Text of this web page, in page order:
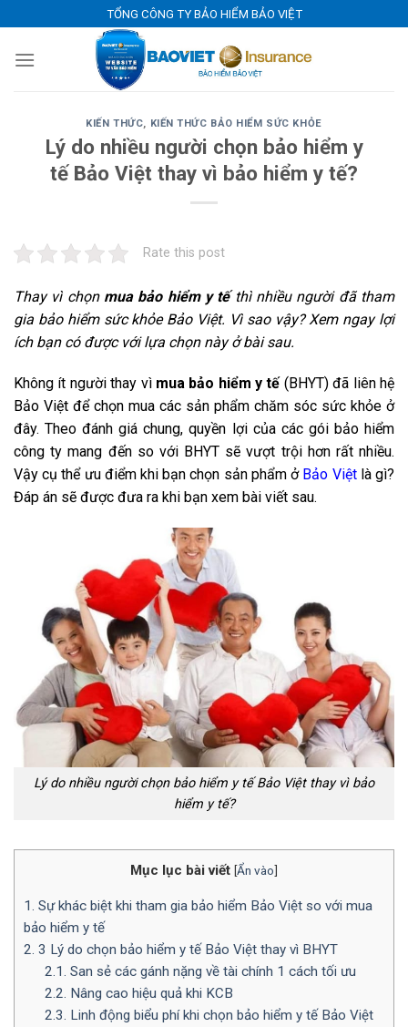
to
content
TỔNG CÔNG TY BẢO HIỂM BẢO VIỆT
KIẾN THỨC, KIẾN THỨC BẢO HIỂM SỨC KHỎE
Lý do nhiều người chọn bảo hiểm y
tế Bảo Việt thay vì bảo hiểm y tế?
Rate this post
Thay vì chọn mua bảo hiểm y tếthì nhiều người đã tham
gia bảo hiểm sức khỏe Bảo Việt. Vì sao vậy? Xem ngay lợi
ích bạn có được với lựa chọn này ở bài sau.
Không ít người thay vì mua bảo hiểm y tế (BHYT) đã liên hệ
Bảo Việt để chọn mua các sản phẩm chăm sóc sức khỏe ở
đây. Theo đánh giá chung, quyền lợi của các gói bảo hiểm
công ty mang đến so với BHYT sẽ vượt trội hơn rất nhiều.
Vậy cụ thể ưu điểm khi bạn chọn sản phẩm ở Bảo Việt là gì?
Đáp án sẽ được đưa ra khi bạn xem bài viết sau.
Lý do nhiều người chọn bảo hiểm y tế Bảo Việt thay vì bảo
hiểm y tế?
Mục lục bài viết [Ẩn vào]
1. Sự khác biệt khi tham gia bảo hiểm Bảo Việt so với mua
bảo hiểm y tế
2. 3 Lý do chọn bảo hiểm y tế Bảo Việt thay vì BHYT
2.1. San sẻ các gánh nặng về tài chính 1 cách tối ưu
2.2. Nâng cao hiệu quả khi KCB
2.3. Linh động biểu phí khi chọn bảo hiểm y tế Bảo Việt